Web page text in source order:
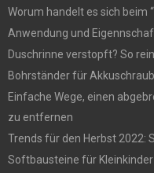
Worum handelt es sich beim
Anwendung und
Duschrinne verstopft? So
Bohrständer für
Einfache Wege, einen
zu entfernen
Trends für den Herbst 2022:
Softbausteine für